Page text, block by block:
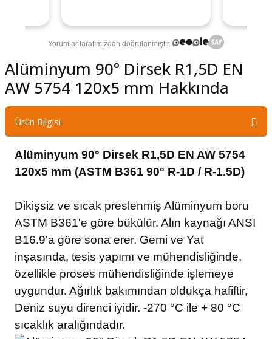
Alüminyum 90° Dirsek R1,5D EN
AW 5754 120x5 mm Hakkında
Ürün Bilgisi
Alüminyum 90° Dirsek R1,5D EN AW 5754
120x5 mm (ASTM B361 90° R-1D / R-1.5D)
Dikişsiz ve sıcak preslenmiş Alüminyum boru
ASTM B361'e göre bükülür. Alın kaynağı ANSI
B16.9'a göre sona erer. Gemi ve Yat
inşasında, tesis yapımı ve mühendisliğinde,
özellikle proses mühendisliğinde işlemeye
uygundur. Ağırlık bakımından oldukça hafiftir,
Deniz suyu direnci iyidir. -270 °C ile + 80 °C
sıcaklık aralığındadır.